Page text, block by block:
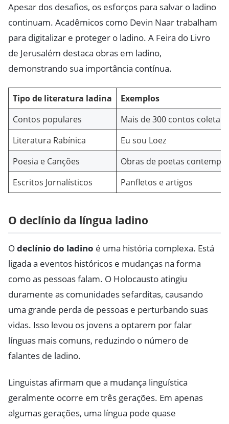
Apesar dos desafios, os esforços para salvar o ladino
continuam. Acadêmicos como Devin Naar trabalham
para digitalizar e proteger o ladino. A Feira do Livro
de Jerusalém destaca obras em ladino,
demonstrando sua importância contínua.
Tipo de literatura ladina
Exemplos
Contos populares
Mais de 300 contos
Literatura Rabínica
Eu sou Loez
Poesia e Canções
Obras de poetas
Escritos Jornalísticos
Panfletos e artigos
O declínio da língua ladino
Odeclínio do ladino é uma história complexa. Está
ligada a eventos históricos e mudanças na forma
como as pessoas falam. O Holocausto atingiu
duramente as comunidades sefarditas, causando
uma grande perda de pessoas e perturbando suas
vidas. Isso levou os jovens a optarem por falar
línguas mais comuns, reduzindo o número de
falantes de ladino.
Linguistas afirmam que a mudança linguística
geralmente ocorre em três gerações. Em apenas
algumas gerações, uma língua pode quase